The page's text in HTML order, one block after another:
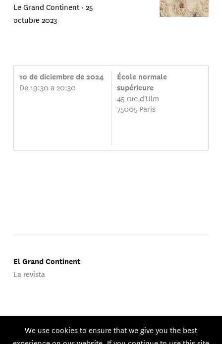
Le Grand Continent •25
octubre 2023
10 de diciembre de 2024
De 19:30 a 20:30
École normale
supérieure
45 rue d'Ulm
75005 Paris
El Grand Continent
La revista
© 2026 GEG. Todos los derechos reservados.
We use cookies to ensure that we give you the best